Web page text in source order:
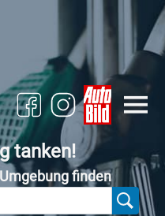
tanken!
finden